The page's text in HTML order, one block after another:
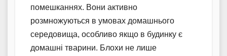
помешканнях. Вони активно
розмножуються в умовах домашнього
середовища, особливо якщо в будинку є
домашні тварини. Блохи не лише